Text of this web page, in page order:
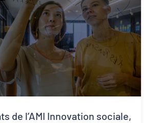
de l’AMI Innovation sociale,